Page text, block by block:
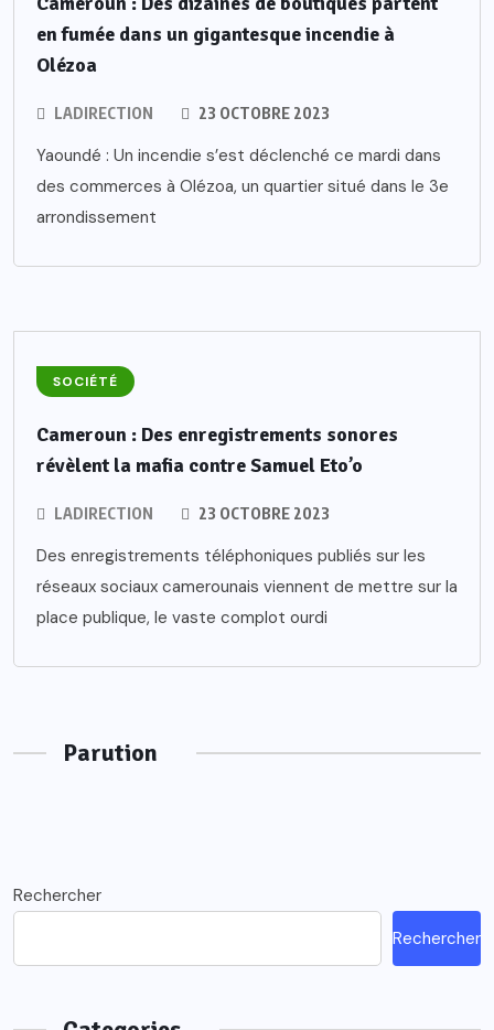
en fumée dans un gigantesque incendie à
Olézoa
LADIRECTION 23 OCTOBRE 2023
Yaoundé : Un incendie s’est déclenché ce mardi dans
des commerces à Olézoa, un quartier situé dans le 3e
arrondissement
SOCIÉTÉ
Cameroun : Des enregistrements sonores
révèlent la mafia contre Samuel Eto’o
LADIRECTION 23 OCTOBRE 2023
Des enregistrements téléphoniques publiés sur les
réseaux sociaux camerounais viennent de mettre sur la
place publique, le vaste complot ourdi
Parution
Rechercher
Rechercher